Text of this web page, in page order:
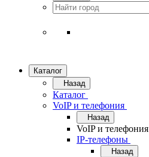
Каталог
Назад
Каталог
VoIP и телефония
Назад
VoIP и телефония
IP-телефоны
Назад